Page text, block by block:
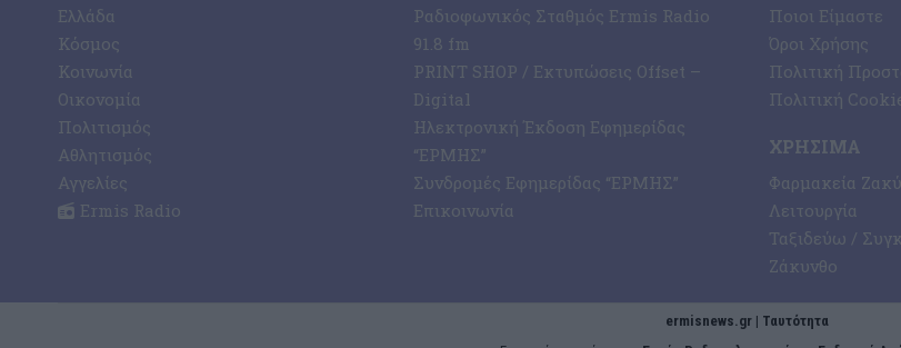
Ελλάδα
Κόσμος
Κοινωνία
Οικονομία
Πολιτισμός
Αθλητισμός
Αγγελίες
Ermis Radio
Ραδιοφωνικός Σταθμός Ermis Radio
91.8 fm
PRINT SHOP / Εκτυπώσεις Offset –
Digital
Ηλεκτρονική Έκδοση Εφημερίδας
“ΕΡΜΗΣ”
Συνδρομές Εφημερίδας “ΕΡΜΗΣ”
Επικοινωνία
Ποιοι Είμαστε
Όροι Χρήσης
Πολιτική
Πολιτική
ΧΡΉΣΙΜΑ
Φαρμακεία
Λειτουργία
Ταξιδεύω /
Ζάκυνθο
ermisnews.gr | Ταυτότητα